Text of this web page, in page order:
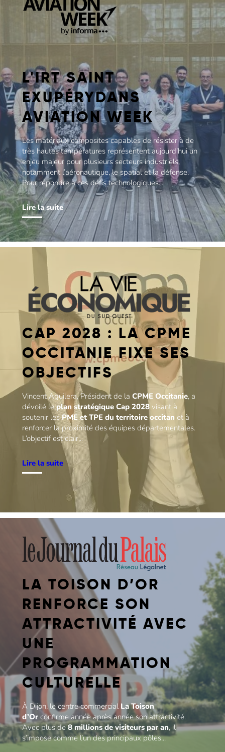
L'IRT SAINT
EXUPÉRYDANS
AVIATION WEEK
Les matériaux composites capables de résister à de
très hautes températures représentent aujourd’hui un
enjeu majeur pour plusieurs secteurs industriels,
notamment l’aéronautique, le spatial et la défense.
Pour répondre à ces défis technologiques...
Lire la suite
CAP 2028 : LA CPME
OCCITANIE FIXE SES
OBJECTIFS
Vincent Aguilera, Président de laCPME Occitanie, a
dévoilé leplan stratégique Cap 2028 visant à
soutenir lesPME et TPE du territoire occitan et à
renforcer la proximité des équipes départementales.
L’objectif est clair...
Lire la suite
LA TOISON D’OR
RENFORCE SON
ATTRACTIVITÉ AVEC
UNE
PROGRAMMATION
CULTURELLE
À Dijon, le centre commercial La Toison
d’Or confirme année après année son attractivité.
Avec plus de8 millions de visiteurs par an, il
s’impose comme l’un des principaux pôles...